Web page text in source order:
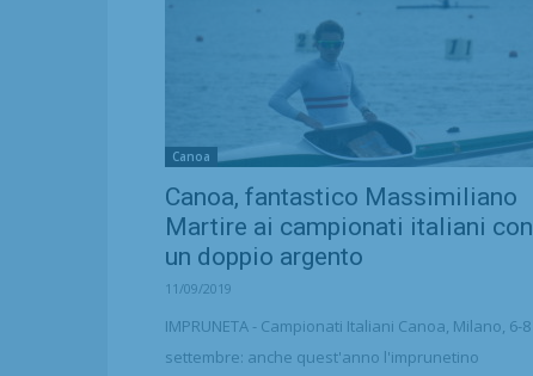
Canoa
Canoa, fantastico Massimiliano
Martire ai campionati italiani con
un doppio argento
11/09/2019
IMPRUNETA - Campionati Italiani Canoa, Milano, 6-8
settembre: anche quest'anno l'imprunetino